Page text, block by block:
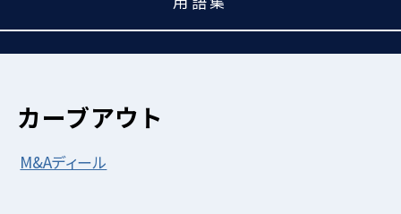
カーブアウト
M&Aディール